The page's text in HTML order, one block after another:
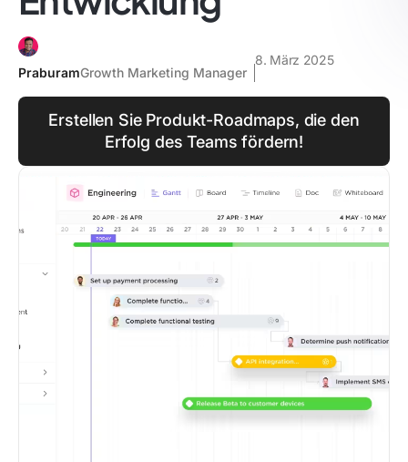
PraburamGrowth Marketing Manager
8. März 2025
Erstellen Sie Produkt-Roadmaps, die den
Erfolg des Teams fördern!